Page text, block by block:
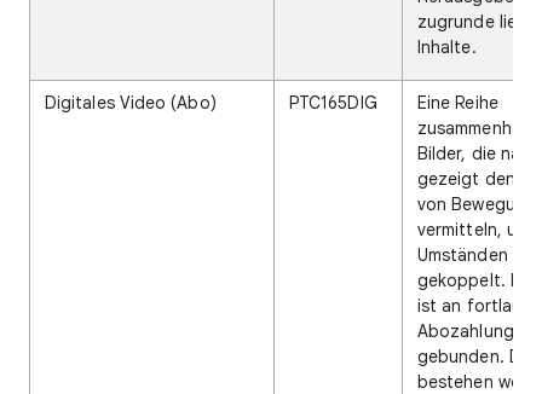
zugrunde
Inhalte.
Digitales Video (Abo) PTC165DIG
Eine Reihe
Bilder, die
gezeigt den
von Bewegung
vermitteln,
Umständen mit
gekoppelt.
ist an
Abozahlungen
gebunden. Die
bestehen